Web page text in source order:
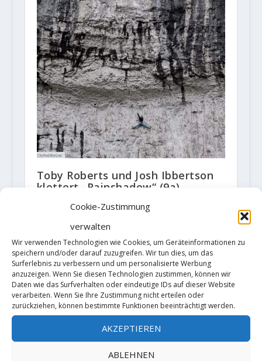
Cookie-Zustimmung
verwalten
Wir verwenden Technologien wie Cookies, um Geräteinformationen zu
speichern und/oder darauf zuzugreifen. Wir tun dies, um das
Surferlebnis zu verbessern und um personalisierte Werbung
anzuzeigen. Wenn Sie diesen Technologien zustimmen, können wir
Daten wie das Surfverhalten oder eindeutige IDs auf dieser Website
verarbeiten. Wenn Sie Ihre Zustimmung nicht erteilen oder
zurückziehen, können bestimmte Funktionen beeinträchtigt werden.
AKZEPTIEREN
ABLEHNEN
Toby Roberts und Josh Ibbertson
klettert „Rainshadow“ (9a)
12. Dezember 2020